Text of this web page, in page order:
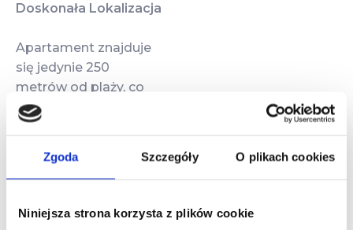
Zgoda Szczegóły O plikach cookies
Niniejsza strona korzysta z plików cookie
Doskonała Lokalizacja
Apartament znajduje
się jedynie 250
metrów od plaży, co
sprawia, że jest to
idealne miejsce dla
kąpieli i spacerów
Otoczenie natury,